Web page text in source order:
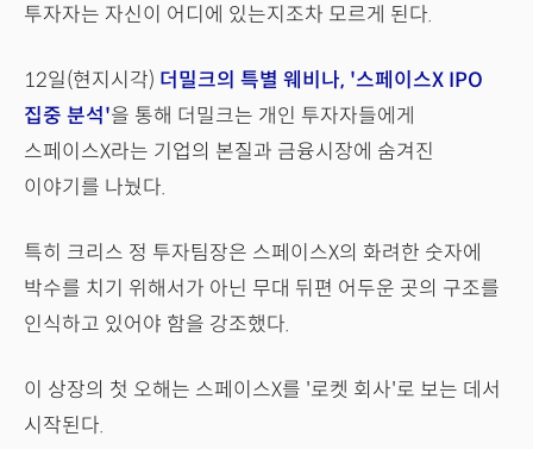
투자자는 자신이 어디에 있는지조차 모르게 된다.
12일(현지시각) 더밀크의 특별 웨비나, '스페이스X IPO
집중 분석'을 통해 더밀크는 개인 투자자들에게
스페이스X라는 기업의 본질과 금융시장에 숨겨진
이야기를 나눴다.
특히 크리스 정 투자팀장은 스페이스X의 화려한 숫자에
박수를 치기 위해서가 아닌 무대 뒤편 어두운 곳의 구조를
인식하고 있어야 함을 강조했다.
이 상장의 첫 오해는 스페이스X를 '로켓 회사'로 보는 데서
시작된다.